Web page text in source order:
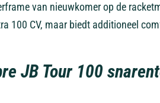
van nieuwkomer op de
100 CV, maar biedt additioneel
JB Tour 100